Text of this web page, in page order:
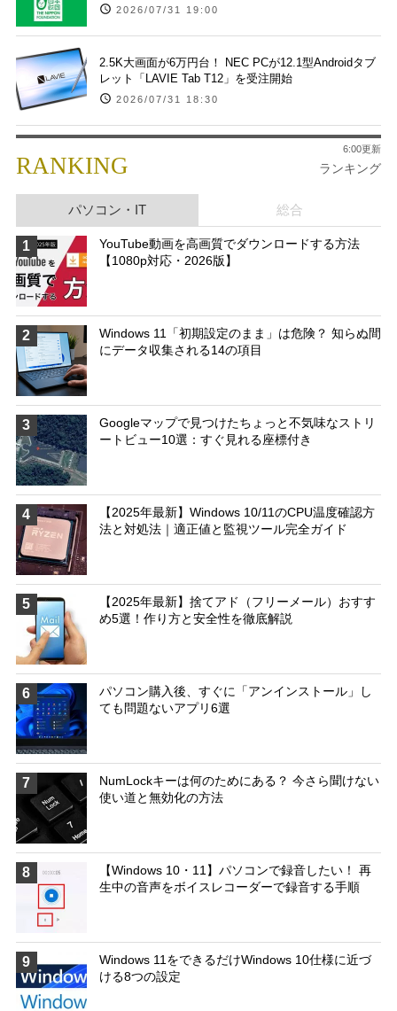
2026/07/31 19:00
2.5K大画面が6万円台！ NEC PCが12.1型Androidタブ
レット「LAVIE Tab T12」を受注開始
2026/07/31 18:30
RANKING ランキング
6:00更新
パソコン・IT 総合
1
YouTube動画を高画質でダウンロードする方法
【1080p対応・2026版】
2
Windows 11「初期設定のまま」は危険？ 知らぬ間
にデータ収集される14の項目
3
Googleマップで見つけたちょっと不気味なストリ
ートビュー10選：すぐ見れる座標付き
4
【2025年最新】Windows 10/11のCPU温度確認方
法と対処法｜適正値と監視ツール完全ガイド
5
【2025年最新】捨てアド（フリーメール）おすす
め5選！作り方と安全性を徹底解説
6
パソコン購入後、すぐに「アンインストール」し
ても問題ないアプリ6選
7
NumLockキーは何のためにある？ 今さら聞けない
使い道と無効化の方法
8
【Windows 10・11】パソコンで録音したい！ 再
生中の音声をボイスレコーダーで録音する手順
9
Windows 11をできるだけWindows 10仕様に近づ
ける8つの設定